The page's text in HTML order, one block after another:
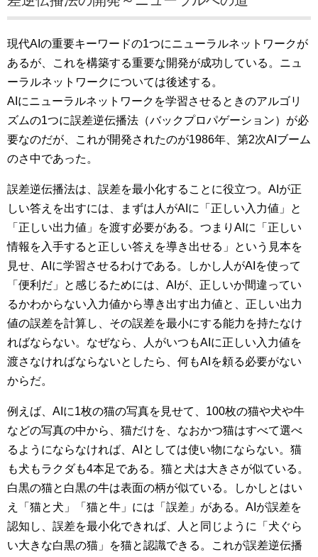
現代AIの重要キーワードの1つにニューラルネットワークが
あるが、これを構築する重要な開発が成功している。ニュ
ーラルネットワークについては後述する。
AIにニューラルネットワークを学習させるときのアルゴリ
ズムの1つに誤差逆伝播法（バックプロパゲーション）が必
要なのだが、これが開発されたのが1986年、第2次AIブーム
のさ中であった。
誤差逆伝播法は、誤差を最小化することに役立つ。AIが正
しい答えを出すには、まずは人がAIに「正しい入力値」と
「正しい出力値」を渡す必要がある。つまりAIに「正しい
情報を入手すると正しい答えを導き出せる」という見本を
見せ、AIに学習させるわけである。しかし人がAIを使って
「便利だ」と感じるためには、AIが、正しいか間違ってい
るかわからない入力値から導き出す出力値と、正しい出力
値の誤差を計算し、その誤差を最小にする能力を持たなけ
ればならない。なぜなら、人がいつもAIに正しい入力値を
渡さなければならないとしたら、何もAIを頼る必要がない
からだ。
例えば、AIに1枚の猫の写真を見せて、100枚の猫や犬や牛
などの写真の中から、猫だけを、なおかつ猫はすべて選べ
るようにならなければ、AIとしては使い物にならない。猫
も犬もラクダも4本足である。猫と犬は大きさが似ている。
白黒の猫と白黒の牛は表面の柄が似ている。しかしとはい
え「猫と犬」「猫と牛」には「誤差」がある。AIが誤差を
認知し、誤差を最小化できれば、人と同じように「犬ぐら
い大きな白黒の猫」を猫と認識できる。これが誤差逆伝播